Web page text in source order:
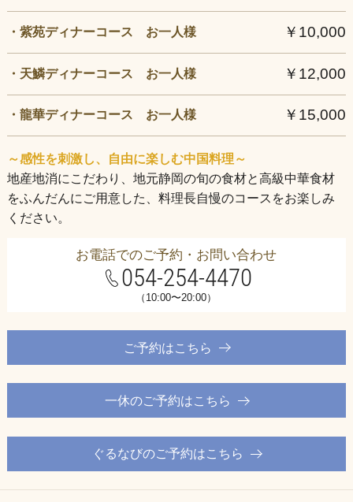
・紫苑ディナーコース お一人様 ￥10,000
・天鱗ディナーコース お一人様 ￥12,000
・龍華ディナーコース お一人様 ￥15,000
～感性を刺激し、自由に楽しむ中国料理～
地産地消にこだわり、地元静岡の旬の食材と高級中華食材
をふんだんにご用意した、料理長自慢のコースをお楽しみ
ください。
お電話でのご予約・お問い合わせ
054-254-4470
（10:00〜20:00）
ご予約はこちら
一休のご予約はこちら
ぐるなびのご予約はこちら